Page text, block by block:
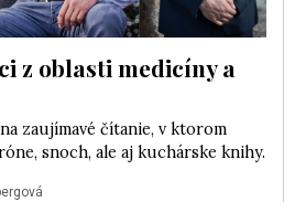
z oblasti medicíny a
zaujímavé čítanie, v ktorom
snoch, ale aj kuchárske knihy.